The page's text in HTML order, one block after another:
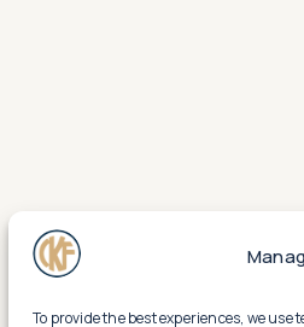
To provide the best experiences, we use